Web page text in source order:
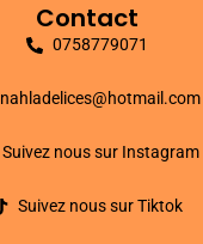
Contact
0758779071
nahladelices@hotmail.com
Suivez nous sur Instagram
Suivez nous sur Tiktok